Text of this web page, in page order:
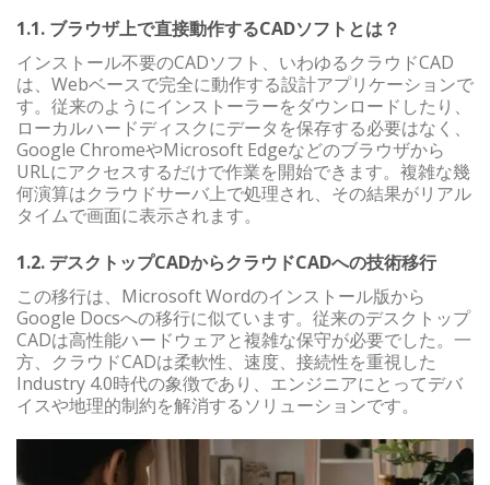
1.1. ブラウザ上で直接動作するCADソフトとは？
インストール不要のCADソフト、いわゆるクラウドCAD
は、Webベースで完全に動作する設計アプリケーションで
す。従来のようにインストーラーをダウンロードしたり、
ローカルハードディスクにデータを保存する必要はなく、
Google ChromeやMicrosoft Edgeなどのブラウザから
URLにアクセスするだけで作業を開始できます。複雑な幾
何演算はクラウドサーバ上で処理され、その結果がリアル
タイムで画面に表示されます。
1.2. デスクトップCADからクラウドCADへの技術移行
この移行は、Microsoft Wordのインストール版から
Google Docsへの移行に似ています。従来のデスクトップ
CADは高性能ハードウェアと複雑な保守が必要でした。一
方、クラウドCADは柔軟性、速度、接続性を重視した
Industry 4.0時代の象徴であり、エンジニアにとってデバ
イスや地理的制約を解消するソリューションです。